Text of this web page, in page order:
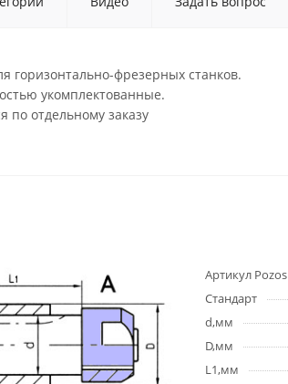
горизонтально-фрезерных станков.
укомплектованные.
по отдельному заказу
Артикул Pozos
Стандарт
d,мм
D,мм
L1,мм